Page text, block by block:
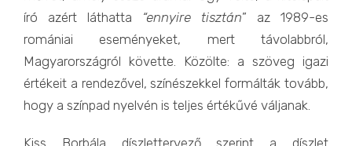
író azért láthatta “ennyire tisztán” az 1989-es
romániai eseményeket, mert távolabbról,
Magyarországról követte. Közölte: a szöveg igazi
értékeit a rendezővel, színészekkel formálták tovább,
hogy a színpad nyelvén is teljes értékűvé váljanak.
Kiss Borbála díszlettervező szerint a díszlet